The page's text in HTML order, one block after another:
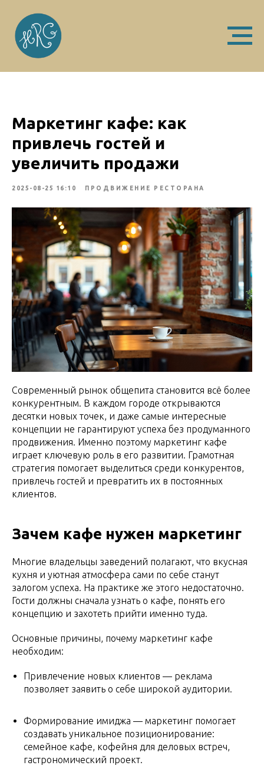
Маркетинг кафе: как
привлечь гостей и
увеличить продажи
2025-08-25 16:10 ПРОДВИЖЕНИЕ РЕСТОРАНА
Современный рынок общепита становится всё более
конкурентным. В каждом городе открываются
десятки новых точек, и даже самые интересные
концепции не гарантируют успеха без продуманного
продвижения. Именно поэтому маркетинг кафе
играет ключевую роль в его развитии. Грамотная
стратегия помогает выделиться среди конкурентов,
привлечь гостей и превратить их в постоянных
клиентов.
Зачем кафе нужен маркетинг
Многие владельцы заведений полагают, что вкусная
кухня и уютная атмосфера сами по себе станут
залогом успеха. На практике же этого недостаточно.
Гости должны сначала узнать о кафе, понять его
концепцию и захотеть прийти именно туда.
Основные причины, почему маркетинг кафе
необходим:
Привлечение новых клиентов — реклама
позволяет заявить о себе широкой аудитории.
Формирование имиджа — маркетинг помогает
создавать уникальное позиционирование:
семейное кафе, кофейня для деловых встреч,
гастрономический проект.